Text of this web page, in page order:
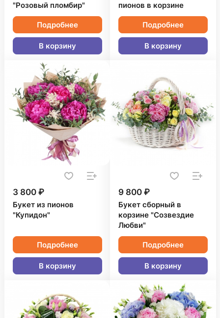
"Розовый пломбир"
Подробнее
В корзину
пионов в корзине
Подробнее
В корзину
3 800 ₽
Букет из пионов
"Купидон"
Подробнее
В корзину
9 800 ₽
Букет сборный в
корзине "Созвездие
Любви"
Подробнее
В корзину